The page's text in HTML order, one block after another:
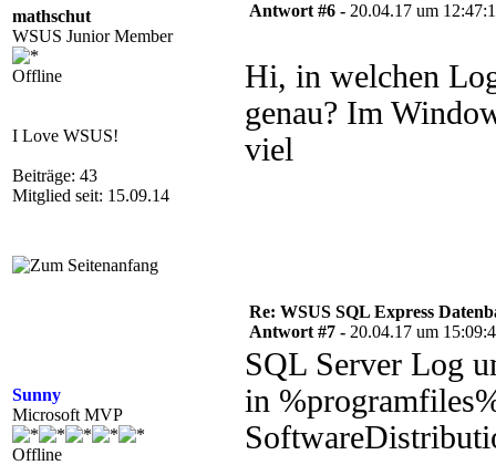
mathschut
WSUS Junior Member
Offline
I Love WSUS!
Beiträge: 43
Mitglied seit: 15.09.14
Antwort #6 - 20.04.17 um
Hi, in welchen
genau? Im
viel
Sunny
Microsoft MVP
Offline
Re: WSUS SQL Express
Antwort #7 - 20.04.17 um
SQL Server Log
in